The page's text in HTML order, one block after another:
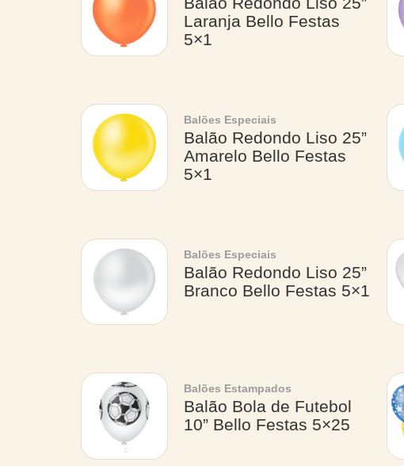
Laranja Bello Festas
5×1
Balões Especiais
Balão Redondo Liso 25”
Amarelo Bello Festas
5×1
Balões Especiais
Balão Redondo Liso 25”
Branco Bello Festas 5×1
Balões Estampados
Balão Bola de Futebol
10” Bello Festas 5×25